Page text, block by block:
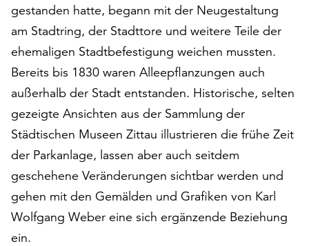
auch
ohne
Ihr
Einverständnis
weiterhin
ausgeführt.
Möchten
Sie
die
verwendeten
Cookies
anpassen,
erreichen
Sie
gestanden hatte, begann mit der Neugestaltung
am Stadtring, der Stadttore und weitere Teile der
ehemaligen Stadtbefestigung weichen mussten.
Bereits bis 1830 waren Alleepflanzungen auch
außerhalb der Stadt entstanden. Historische, selten
gezeigte Ansichten aus der Sammlung der
Städtischen Museen Zittau illustrieren die frühe Zeit
der Parkanlage, lassen aber auch seitdem
geschehene Veränderungen sichtbar werden und
gehen mit den Gemälden und Grafiken von Karl
Wolfgang Weber eine sich ergänzende Beziehung
ein.